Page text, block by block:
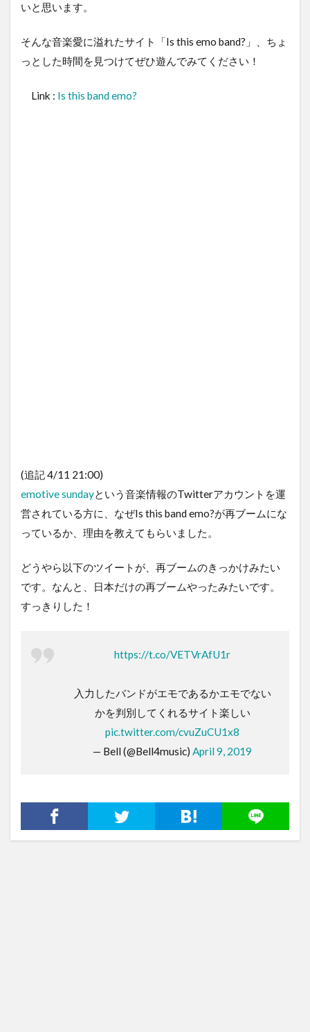
いと思います。
そんな音楽愛に溢れたサイト「Is this emo band?」、ちょ
っとした時間を見つけてぜひ遊んでみてください！
Link : Is this band emo?
(追記 4/11 21:00)
emotive sundayという音楽情報のTwitterアカウントを運
営されている方に、なぜIs this band emo?が再ブームにな
っているか、理由を教えてもらいました。
どうやら以下のツイートが、再ブームのきっかけみたい
です。なんと、日本だけの再ブームやったみたいです。
すっきりした！
https://t.co/VETVrAfU1r
入力したバンドがエモであるかエモでない
かを判別してくれるサイト楽しい
pic.twitter.com/cvuZuCU1x8
— Bell (@Bell4music) April 9, 2019